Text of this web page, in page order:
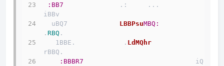
:BB7
              .:     ...
iBBv
  uBQ7
LBBPsuMBQ:
. RBQ .
   1BBE.            .
LdMQhr
rBBQ.
:BBBR7
                            iQ